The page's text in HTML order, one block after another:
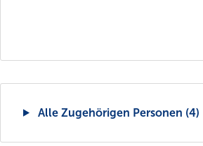
Alle Zugehörigen Personen (4)